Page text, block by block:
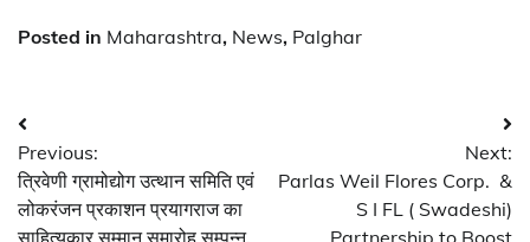
Posted in Maharashtra, News, Palghar
Post
navigation
Previous:
त्रिवेणी ग्रामोद्योग उत्थान समिति एवं
लोकरंजन प्रकाशन प्रयागराज का
साहित्यकार सम्मान समारोह सम्पन्न.
Next:
Parlas Weil Flores Corp. &
S I FL ( Swadeshi)
Partnership to Boost